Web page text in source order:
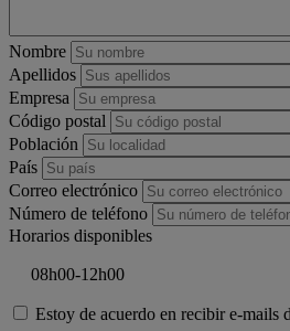
Nombre
Apellidos
Empresa
Código postal
Población
País
Correo electrónico
Número de teléfono
Horarios disponibles
Estoy de acuerdo en recibir e-mails